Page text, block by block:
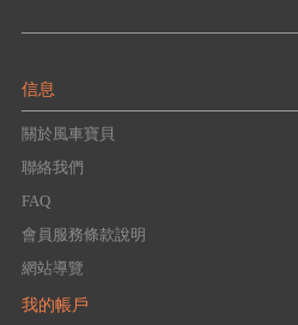
信息
關於風車寶貝
聯絡我們
FAQ
會員服務條款說明
網站導覽
我的帳戶